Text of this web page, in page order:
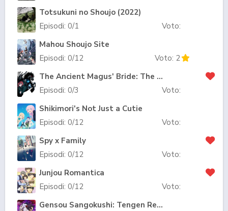
Totsukuni no Shoujo (2022)
Voto:
Episodi: 0/1
Mahou Shoujo Site
Voto: 2
Episodi: 0/12
The Ancient Magus' Bride: The Boy from the West and the Knight of the Blue Storm
Voto:
Episodi: 0/3
Shikimori's Not Just a Cutie
Voto:
Episodi: 0/12
Spy x Family
Voto:
Episodi: 0/12
Junjou Romantica
Voto:
Episodi: 0/12
Gensou Sangokushi: Tengen Reishinki